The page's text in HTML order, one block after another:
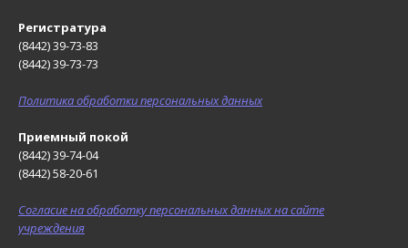
Регистратура
(8442) 39-73-83
(8442) 39-73-73
Политика обработки персональных данных
Приемный покой
(8442) 39-74-04
(8442) 58-20-61
Согласие на обработку персональных данных на сайте
учреждения